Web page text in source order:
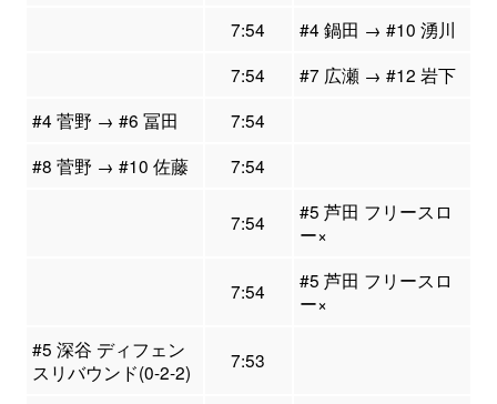
7:54
#4 鍋田 → #10 湧川
7:54
#7 広瀬 → #12 岩下
#4 菅野 → #6 冨田
7:54
#8 菅野 → #10 佐藤
7:54
7:54
#5 芦田 フリースロ
ー×
7:54
#5 芦田 フリースロ
ー×
#5 深谷 ディフェン
スリバウンド(0-2-2)
7:53